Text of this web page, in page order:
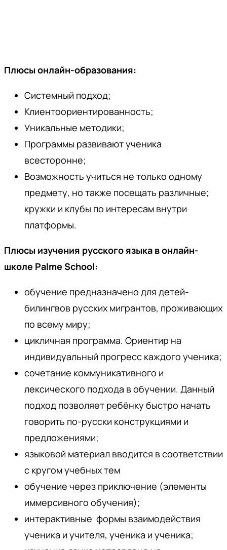
Плюсы онлайн-образования:
Системный подход;
Клиентоориентированность;
Уникальные методики;
Программы развивают ученика
всесторонне;
Возможность учиться не только одному
предмету, но также посещать различные;
кружки и клубы по интересам внутри
платформы.
Плюсы изучения русского языка в онлайн-
школе Palme School:
обучение предназначено для детей-
билингвов русских мигрантов, проживающих
по всему миру;
цикличная программа. Ориентир на
индивидуальный прогресс каждого ученика;
сочетание коммуникативного и
лексического подхода в обучении. Данный
подход позволяет ребёнку быстро начать
говорить по-русски конструкциями и
предложениями;
языковой материал вводится в соответствии
с кругом учебных тем
обучение через приключение (элементы
иммерсивного обучения);
интерактивные формы взаимодействия
ученика и учителя, ученика и ученика;